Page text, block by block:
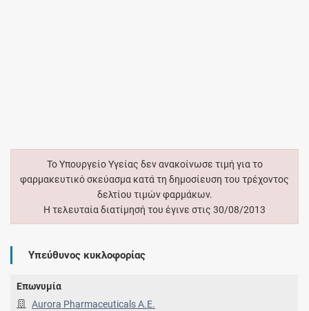
Το Υπουργείο Υγείας δεν ανακοίνωσε τιμή για το
φαρμακευτικό σκεύασμα κατά τη δημοσίευση του τρέχοντος
δελτίου τιμών φαρμάκων.
Η τελευταία διατίμησή του έγινε στις 30/08/2013
Υπεύθυνος κυκλοφορίας
Επωνυμία
Aurora Pharmaceuticals Α.Ε.